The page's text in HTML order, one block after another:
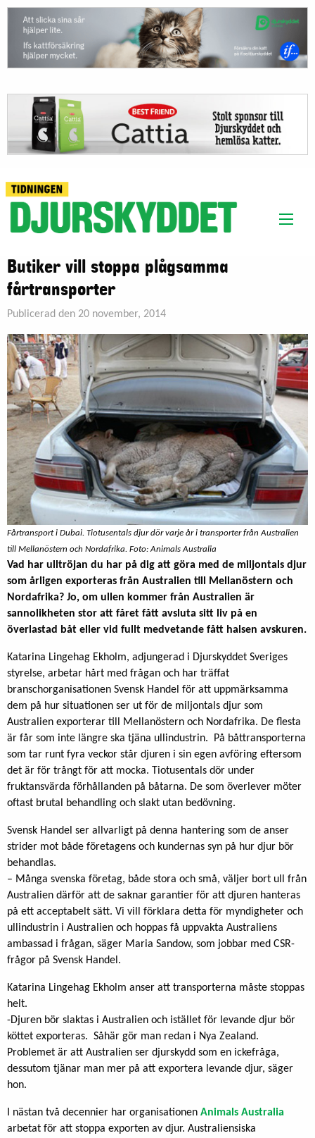
Butiker vill stoppa plågsamma
fårtransporter
Publicerad den 20 november, 2014
Fårtransport i Dubai. Tiotusentals djur dör varje år i transporter från Australien
till Mellanöstern och Nordafrika. Foto: Animals Australia
Vad har ulltröjan du har på dig att göra med de miljontals djur
som årligen exporteras från Australien till Mellanöstern och
Nordafrika? Jo, om ullen kommer från Australien är
sannolikheten stor att fåret fått avsluta sitt liv på en
överlastad båt eller vid fullt medvetande fått halsen avskuren.
Katarina Lingehag Ekholm, adjungerad i Djurskyddet Sveriges
styrelse, arbetar hårt med frågan och har träffat
branschorganisationen Svensk Handel för att uppmärksamma
dem på hur situationen ser ut för de miljontals djur som
Australien exporterar till Mellanöstern och Nordafrika. De flesta
är får som inte längre ska tjäna ullindustrin. På båttransporterna
som tar runt fyra veckor står djuren i sin egen avföring eftersom
det är för trångt för att mocka. Tiotusentals dör under
fruktansvärda förhållanden på båtarna. De som överlever möter
oftast brutal behandling och slakt utan bedövning.
Svensk Handel ser allvarligt på denna hantering som de anser
strider mot både företagens och kundernas syn på hur djur bör
behandlas.
– Många svenska företag, både stora och små, väljer bort ull från
Australien därför att de saknar garantier för att djuren hanteras
på ett acceptabelt sätt. Vi vill förklara detta för myndigheter och
ullindustrin i Australien och hoppas få uppvakta Australiens
ambassad i frågan, säger Maria Sandow, som jobbar med CSR-
frågor på Svensk Handel.
Katarina Lingehag Ekholm anser att transporterna måste stoppas
helt.
-Djuren bör slaktas i Australien och istället för levande djur bör
köttet exporteras. Såhär gör man redan i Nya Zealand.
Problemet är att Australien ser djurskydd som en ickefråga,
dessutom tjänar man mer på att exportera levande djur, säger
hon.
I nästan två decennier har organisationen Animals Australia
arbetat för att stoppa exporten av djur. Australiensiska